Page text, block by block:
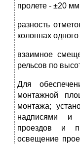
пролете - ±20
разность
колоннах
взаимное
рельсов по
Для
монтажной
монтажа;
надписями и
проездов и
освещение